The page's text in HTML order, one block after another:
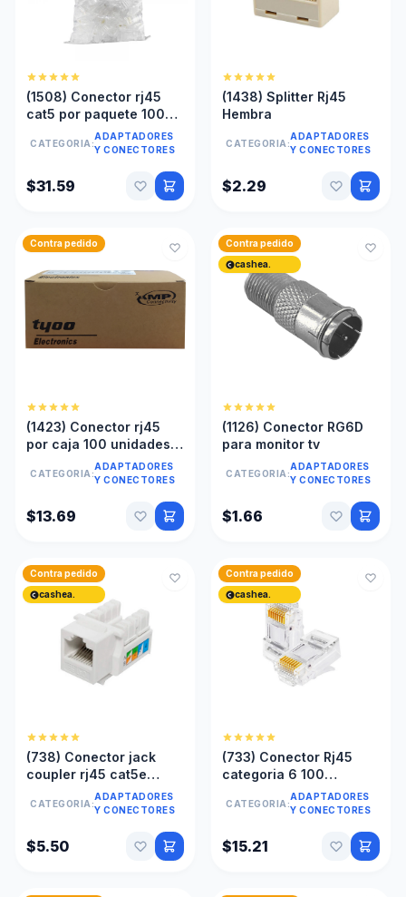
(1508) Conector rj45
cat5 por paquete 1000
CATEGORIA:
ADAPTADORES
Y CONECTORES
$31.59
(1438) Splitter Rj45
Hembra
CATEGORIA:
ADAPTADORES
Y CONECTORES
$2.29
Contra pedido
(1423) Conector rj45
por caja 100 unidades
CATEGORIA:
ADAPTADORES
Y CONECTORES
$13.69
Contra pedido
cashea.
(1126) Conector RG6D
para monitor tv
CATEGORIA:
ADAPTADORES
Y CONECTORES
$1.66
Contra pedido
cashea.
(738) Conector jack
coupler rj45 cat5e
CATEGORIA:
ADAPTADORES
Y CONECTORES
$5.50
Contra pedido
cashea.
(733) Conector Rj45
categoria 6 100
CATEGORIA:
ADAPTADORES
Y CONECTORES
$15.21